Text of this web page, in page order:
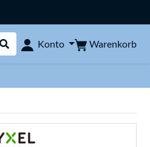
Suche durchführen
Konto Warenkorb